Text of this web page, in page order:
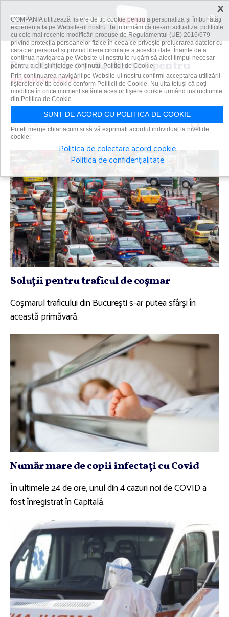
Rezultatele 73 - 84 din 306 pentru
aglomeratie
Caută
Soluţii pentru traficul de coşmar
Coşmarul traficului din Bucureşti s-ar putea sfârşi în
această primăvară.
Număr mare de copii infectaţi cu Covid
În ultimele 24 de ore, unul din 4 cazuri noi de COVID a
fost înregistrat în Capitală.
×
COMPANIA utilizează fişiere de tip cookie pentru a personaliza și îmbunătăți
experiența ta pe Website-ul nostru. Te informăm că ne-am actualizat politicile
cu cele mai recente modificări propuse de Regulamentul (UE) 2016/679
privind protecția persoanelor fizice în ceea ce privește prelucrarea datelor cu
caracter personal și privind libera circulație a acestor date. Înainte de a
continua navigarea pe Website-ul nostru te rugăm să aloci timpul necesar
pentru a citi și înțelege conținutul Politicii de Cookie.
Prin continuarea navigării pe Website-ul nostru confirmi acceptarea utilizării
fişierelor de tip cookie conform Politicii de Cookie. Nu uita totuși că poți
modifica în orice moment setările acestor fişiere cookie urmând instrucțiunile
din Politica de Cookie.
SUNT DE ACORD CU POLITICA DE COOKIE
Puteți merge chiar acum și să vă exprimați acordul individual la nivel de
cookie:
Politica de colectare acord cookie
Politica de confidențialitate